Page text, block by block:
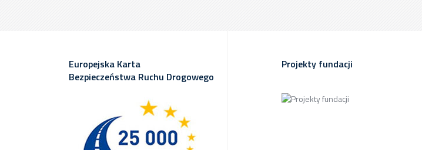
Europejska Karta
Bezpieczeństwa Ruchu Drogowego
Projekty fundacji